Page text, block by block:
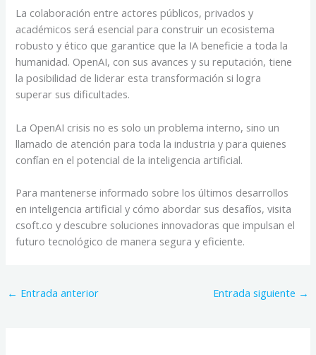
La colaboración entre actores públicos, privados y
académicos será esencial para construir un ecosistema
robusto y ético que garantice que la IA beneficie a toda la
humanidad. OpenAI, con sus avances y su reputación, tiene
la posibilidad de liderar esta transformación si logra
superar sus dificultades.
La OpenAI crisis no es solo un problema interno, sino un
llamado de atención para toda la industria y para quienes
confían en el potencial de la inteligencia artificial.
Para mantenerse informado sobre los últimos desarrollos
en inteligencia artificial y cómo abordar sus desafíos, visita
csoft.co y descubre soluciones innovadoras que impulsan el
futuro tecnológico de manera segura y eficiente.
← Entrada anterior Entrada siguiente →